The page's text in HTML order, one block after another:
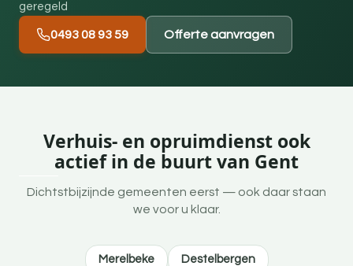
geregeld
0493 08 93 59 Offerte aanvragen
Verhuis- en opruimdienst ook
actief in de buurt van Gent
Dichtstbijzijnde gemeenten eerst — ook daar staan
we voor u klaar.
Merelbeke Destelbergen